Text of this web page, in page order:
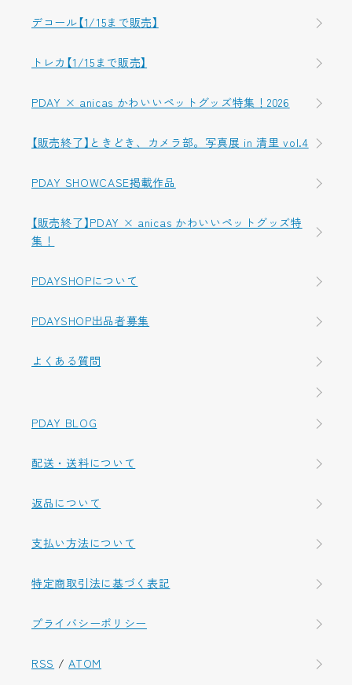
デコール【1/15まで販売】
トレカ【1/15まで販売】
PDAY × anicas かわいいペットグッズ特集！2026
【販売終了】ときどき、カメラ部。写真展 in 清里 vol.4
PDAY SHOWCASE掲載作品
【販売終了】PDAY × anicas かわいいペットグッズ特
集！
PDAYSHOPについて
PDAYSHOP出品者募集
よくある質問
PDAY BLOG
配送・送料について
返品について
支払い方法について
特定商取引法に基づく表記
プライバシーポリシー
RSS /ATOM